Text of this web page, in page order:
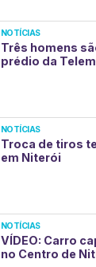
NOTÍCIAS
Três homens
prédio da
NOTÍCIAS
Troca de tiros
em Niterói
NOTÍCIAS
VÍDEO: Carro
no Centro de